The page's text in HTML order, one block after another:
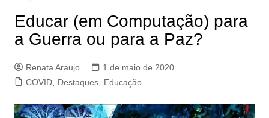
Educar (em Computação) para
a Guerra ou para a Paz?
Renata Araujo
1 de maio de 2020
COVID, Destaques, Educação